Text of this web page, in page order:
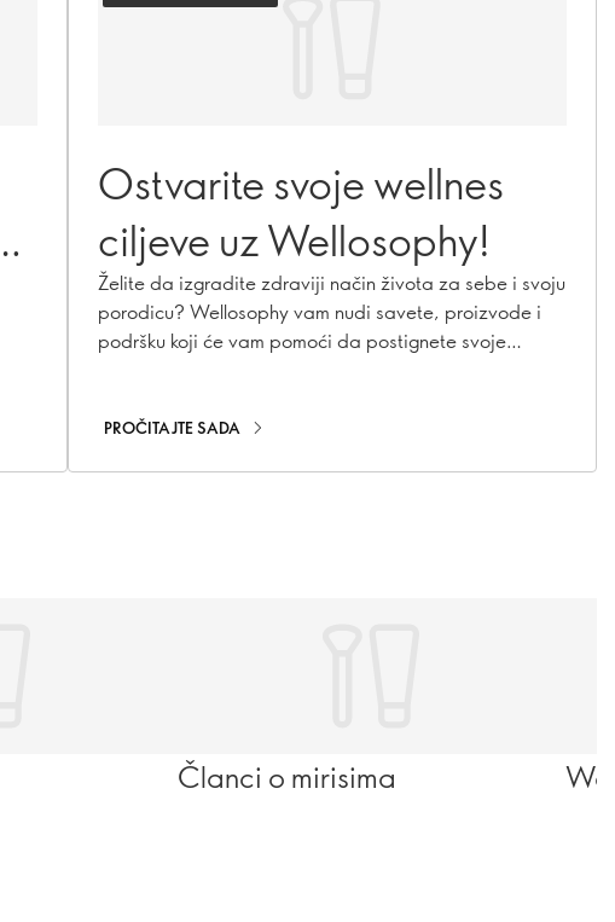
Ostvarite svoje wellnes
ciljeve uz Wellosophy!
Želite da izgradite zdraviji način života za sebe i svoju
porodicu? Wellosophy vam nudi savete, proizvode i
podršku koji će vam pomoći da postignete svoje
PROČITAJTE SADA
Članci o mirisima